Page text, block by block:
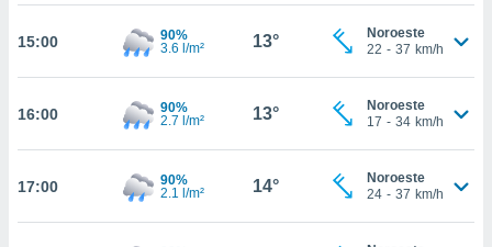
aunque
no
acceder a
abono
15:00
90%
3.6 l/m²
13°
Noroeste
22 - 37 km/h
16:00
90%
2.7 l/m²
13°
Noroeste
17 - 34 km/h
17:00
90%
2.1 l/m²
14°
Noroeste
24 - 37 km/h